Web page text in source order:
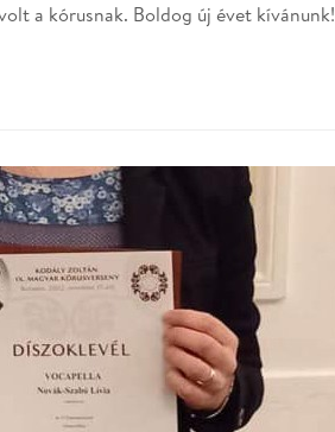
a kórusnak. Boldog új évet kívánunk!